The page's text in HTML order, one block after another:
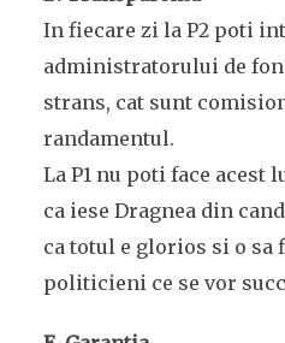
In fiecare zi la P2 poti
administratorului de
strans, cat sunt
randamentul.
La P1 nu poti face acest
ca iese Dragnea din
ca totul e glorios si o sa
politicieni ce se vor